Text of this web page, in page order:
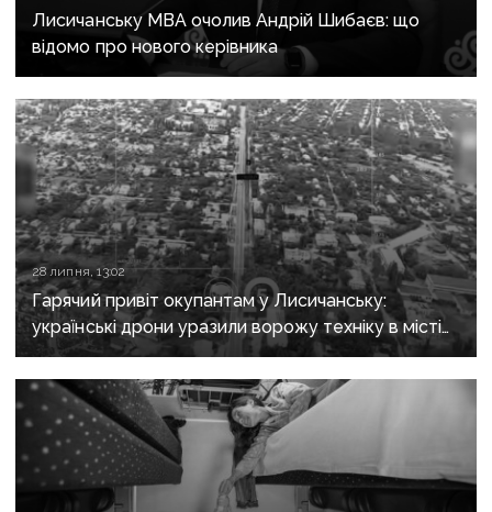
Лисичанську МВА очолив Андрій Шибаєв: що
відомо про нового керівника
28 липня, 13:02
Гарячий привіт окупантам у Лисичанську:
українські дрони уразили ворожу техніку в місті
та на трасі до Бахмута